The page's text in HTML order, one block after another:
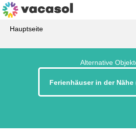
Hauptseite
Alternative
Ferienhäuser in der Nähe